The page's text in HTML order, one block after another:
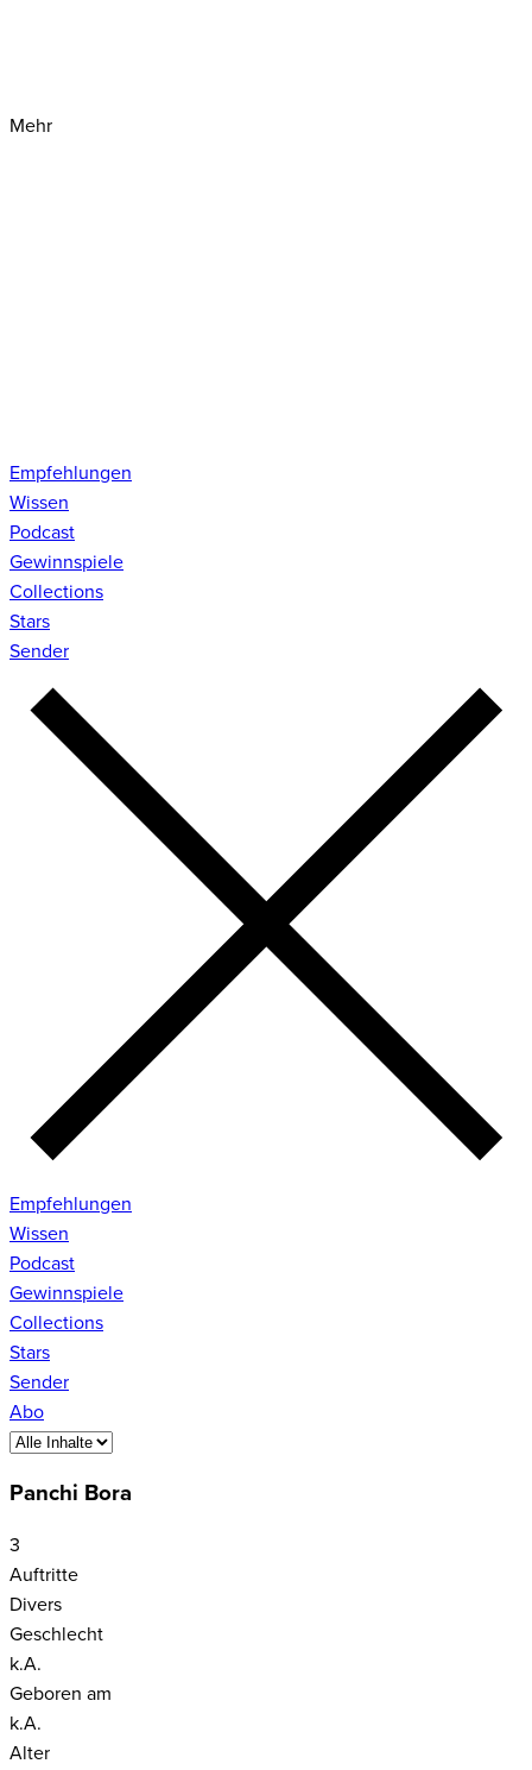
Mehr
Empfehlungen
Wissen
Podcast
Gewinnspiele
Collections
Stars
Sender
Empfehlungen
Wissen
Podcast
Gewinnspiele
Collections
Stars
Sender
Abo
Panchi Bora
3
Auftritte
Divers
Geschlecht
k.A.
Geboren am
k.A.
Alter